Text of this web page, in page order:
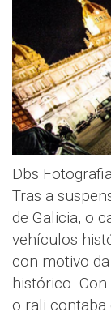
Dbs Fotografia
Tras a
de Galicia, o
vehículos
con motivo
histórico. Con
o rali